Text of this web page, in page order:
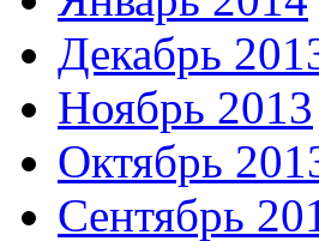
Декабрь
Ноябрь 2013
Октябрь
Сентябрь